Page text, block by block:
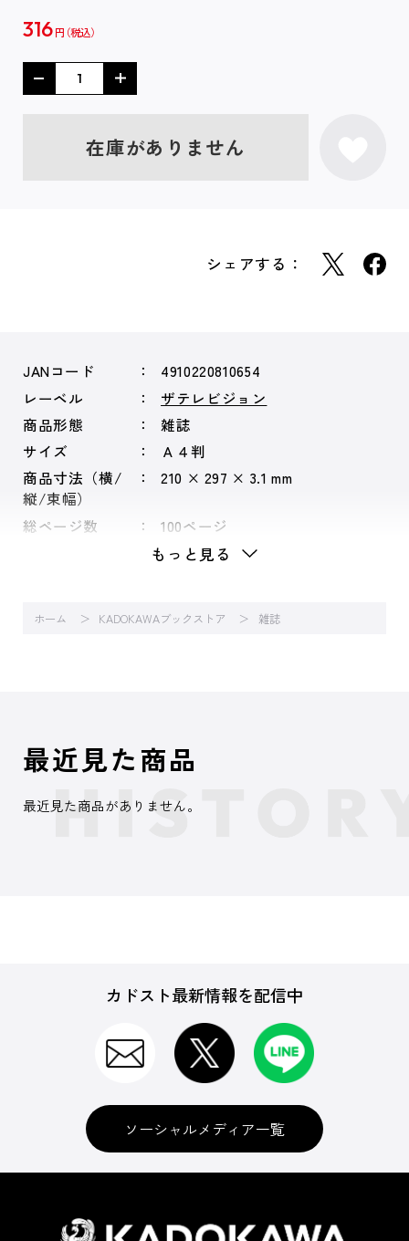
316 円
在庫がありません
シェアする：
JANコード
4910220810654
レーベル
ザテレビジョン
商品形態
雑誌
サイズ
Ａ４判
商品寸法（横/
縦/束幅）
210 × 297 × 3.1 mm
総ページ数 100ページ
もっと見る
ホーム KADOKAWAブックストア 雑誌
最近見た商品
最近見た商品がありません。
カドスト最新情報を配信中
ソーシャルメディア一覧